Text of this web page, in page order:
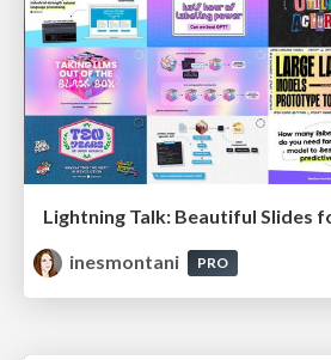
Lightning Talk: Beautiful Slides
inesmontani
PRO